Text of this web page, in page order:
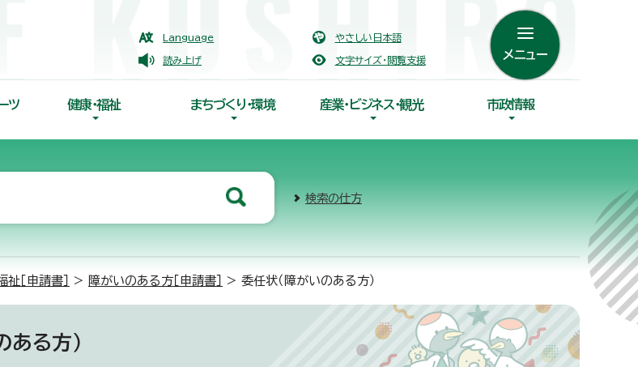
Language やさしい日本語
読み上げ 文字サイズ・閲覧支援 メニュー
ツ 健康・福祉 まちづくり・環境 産業・ビジネス・観光 市政情報
検索の仕方
祉［申請書］ > 障がいのある方［申請書］ > 委任状（障がいのある方）
ある方）